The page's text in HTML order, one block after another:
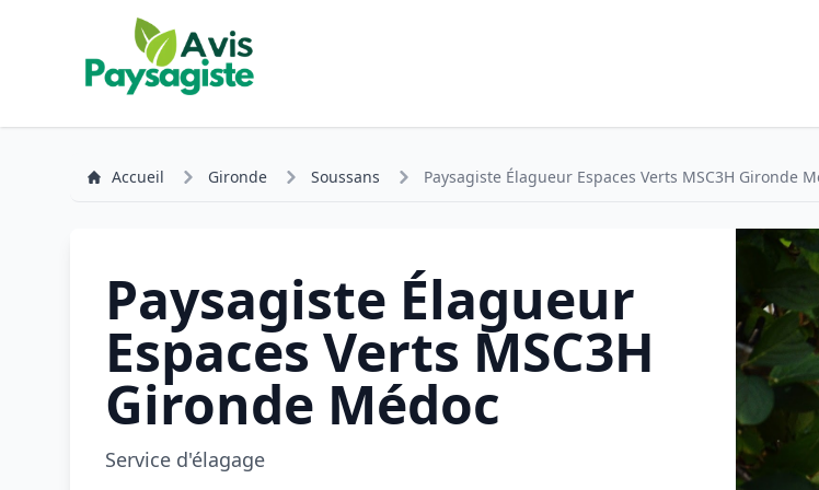
Accueil Gironde Soussans Paysagiste Élagueur Espaces Verts MSC3H Gironde
Paysagiste Élagueur
Espaces Verts MSC3H
Gironde Médoc
Service d'élagage